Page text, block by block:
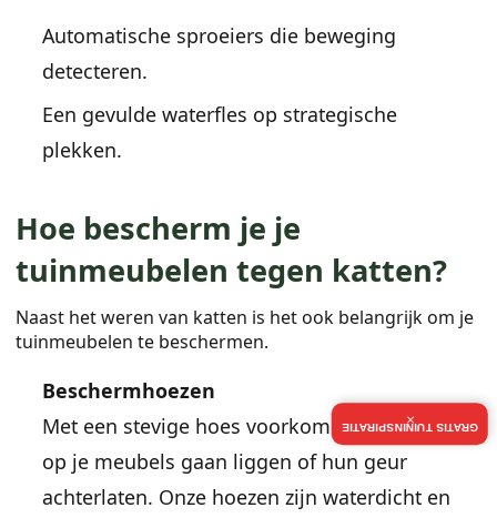
Automatische sproeiers die beweging
detecteren.
Een gevulde waterfles op strategische
plekken.
Hoe bescherm je je
tuinmeubelen tegen katten?
Naast het weren van katten is het ook belangrijk om je
tuinmeubelen te beschermen.
Beschermhoezen
Met een stevige hoes voorkom je dat katten
op je meubels gaan liggen of hun geur
achterlaten. Onze hoezen zijn waterdicht en
GRATIS TUININSPIRATIE
×